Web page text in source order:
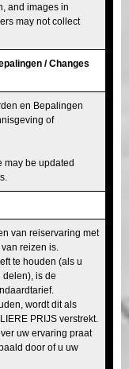
and images in
may not collect
/ Changes
en Bepalingen
of
may be updated
van reiservaring met
reizen is.
te houden (als u
delen), is de
wordt dit als
PRIJS verstrekt.
uw ervaring praat
door of u uw